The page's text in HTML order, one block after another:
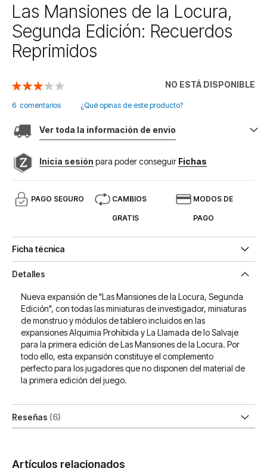
Saltar
al
comienzo
la
imágenes
Las Mansiones de la Locura,
Segunda Edición: Recuerdos
Reprimidos
NO ESTÁ DISPONIBLE
Valoración:
6 comentarios ¿Qué opinas de este producto?
Ver toda la información de envio
Inicia sesión para poder conseguir Fichas
PAGO SEGURO CAMBIOS
GRATIS
MODOS DE
PAGO
Ficha técnica
Detalles
Nueva expansión de "Las Mansiones de la Locura, Segunda
Edición", con todas las miniaturas de investigador, miniaturas
de monstruo y módulos de tablero incluidos en las
expansiones Alquimia Prohibida y La Llamada de lo Salvaje
para la primera edición de Las Mansiones de la Locura. Por
todo ello, esta expansión constituye el complemento
perfecto para los jugadores que no disponen del material de
la primera edición del juego.
Reseñas 6
Artículos relacionados